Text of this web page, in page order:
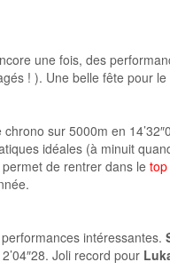
une fois, des
! ). Une belle fête pour
sur 5000m en
idéales (à minuit
de rentrer dans le
intéressantes.
2’04″28. Joli record pour